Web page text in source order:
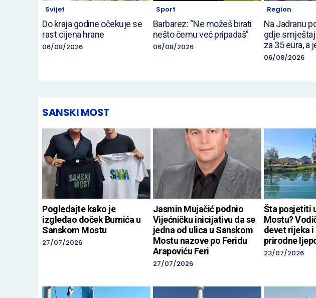
Svijet
Do kraja godine očekuje se
rast cijena hrane
06/08/2026
Sport
Barbarez: “Ne možeš birati
nešto čemu već pripadaš”
06/08/2026
Region
Na Jadranu
gdje
za 35 eura, a
06/08/2026
SANSKI MOST
Pogledajte kako je
izgledao doček Burnića u
Sanskom Mostu
27/07/2026
Jasmin Mujačić podnio
Vijećničku inicijativu da se
jedna od ulica u Sanskom
Mostu nazove po Feridu
Arapoviću Feri
27/07/2026
Šta posjetiti
Mostu?
devet rijeka
prirodne
23/07/2026